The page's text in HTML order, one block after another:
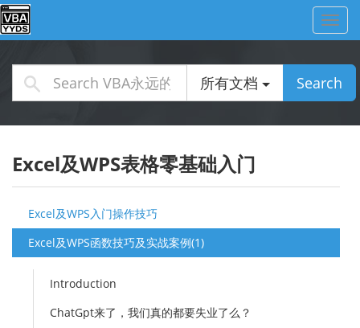
所有文档 Search
Excel及WPS表格零基础入门
Excel及WPS入门操作技巧
Excel及WPS函数技巧及实战案例(1)
Introduction
ChatGpt来了，我们真的都要失业了么？